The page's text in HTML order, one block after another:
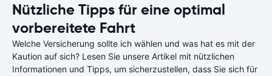
Nützliche Tipps für eine optimal
vorbereitete Fahrt
Welche Versicherung sollte ich wählen und was hat es mit der
Kaution auf sich? Lesen Sie unsere Artikel mit nützlichen
Informationen und Tipps, um sicherzustellen, dass Sie sich für